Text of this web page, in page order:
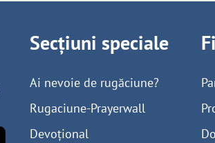
Secțiuni speciale
Ai nevoie de rugăciune?
Rugaciune-Prayerwall
Devoțional